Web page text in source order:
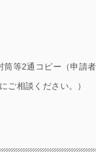
等2通コピー（申請
ご相談ください。）